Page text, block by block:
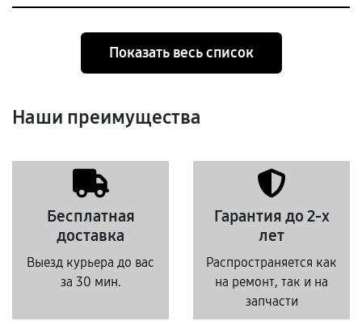
Показать весь список
Наши преимущества
Бесплатная
доставка
Выезд курьера до вас
за 30 мин.
Гарантия до 2-х
лет
Распространяется как
на ремонт, так и на
запчасти